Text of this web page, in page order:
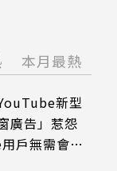
本月最熱
新型
廣告」惹怨
戶無需會員